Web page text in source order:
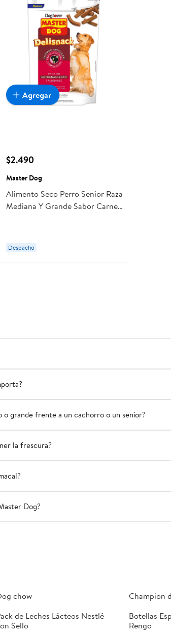
$2.490
Master Dog
Alimento Seco Perro Senior Raza
Mediana Y Grande Sabor Carne
Despacho
Agregar
o grande frente a un cachorro o un senior?
la frescura?
Dog?
chow Champion
de Leches Lácteos Nestlé
Sello
Botellas
Rengo